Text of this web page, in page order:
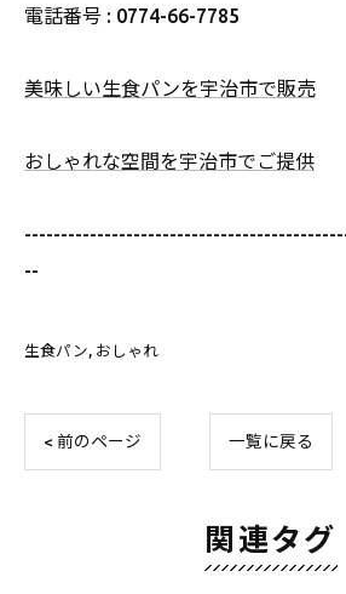
電話番号 : 0774-66-7785
美味しい生食パンを宇治市で販売
おしゃれな空間を宇治市でご提供
--
生食パン おしゃれ
< 前のページ 一覧に戻る
関連タグ